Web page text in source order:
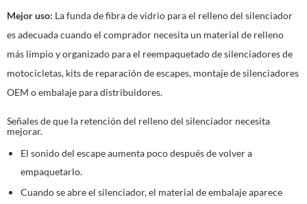
Mejor uso: La funda de fibra de vidrio para el relleno del silenciador
es adecuada cuando el comprador necesita un material de relleno
más limpio y organizado para el reempaquetado de silenciadores de
motocicletas, kits de reparación de escapes, montaje de silenciadores
OEM o embalaje para distribuidores.
Señales de que la retención del relleno del silenciador necesita
mejorar.
El sonido del escape aumenta poco después de volver a
empaquetarlo.
Cuando se abre el silenciador, el material de embalaje aparece